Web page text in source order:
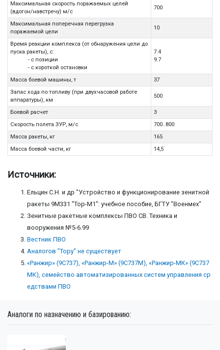
Максимальная скорость поражаемых целей
(вдогон/навстречу) м/с
700
Максимальная поперечная перегрузка
поражаемой цели
10
Время реакции комплекса (от обнаружения цели до
пуска ракеты), с:
- с позиции
- с короткой остановки
7.4
9.7
Масса боевой машины, т
37
Запас хода по топливу (при двухчасовой работе
аппаратуры), км
500
Боевой расчет
3
Скорость полета ЗУР, м/с
700..800
Масса ракеты, кг
165
Масса боевой части, кг
14,5
Источники:
Ельцин С.Н. и др "Устройство и функционирование зенитной
ракеты 9М331 "Тор-М1": учебное пособие, БГТУ "Военмех"
Зенитные ракетные комплексы ПВО СВ. Техника и
вооружения №5-6.99
Вестник ПВО
Аналогов "Тору" не существует
«Ранжир» (9С737), «Ранжир-М» (9С737М), «Ранжир-МК» (9С737
МК), семейство автоматизированных систем управления ср
едствами ПВО
Аналоги по назначению и базированию: